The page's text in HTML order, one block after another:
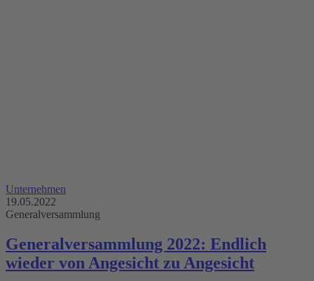
Unternehmen
19.05.2022
Generalversammlung
Generalversammlung 2022: Endlich
wieder von Angesicht zu Angesicht